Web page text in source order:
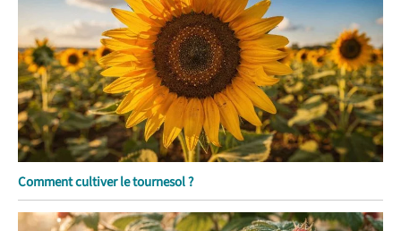
Comment cultiver le tournesol ?